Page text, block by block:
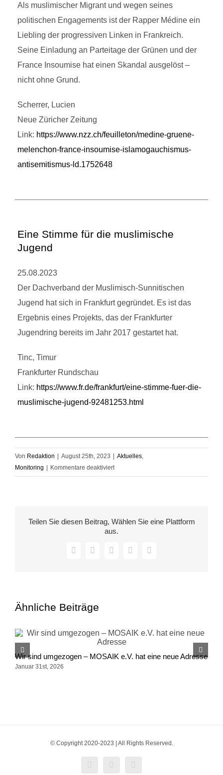
Als muslimischer Migrant und wegen seines
politischen Engagements ist der Rapper Médine ein
Liebling der progressiven Linken in Frankreich.
Seine Einladung an Parteitage der Grünen und der
France Insoumise hat einen Skandal ausgelöst –
nicht ohne Grund.
Scherrer, Lucien
Neue Züricher Zeitung
Link: https://www.nzz.ch/feuilleton/medine-gruene-
melenchon-france-insoumise-islamogauchismus-
antisemitismus-ld.1752648
Eine Stimme für die muslimische
Jugend
25.08.2023
Der Dachverband der Muslimisch-Sunnitischen
Jugend hat sich in Frankfurt gegründet. Es ist das
Ergebnis eines Projekts, das der Frankfurter
Jugendring bereits im Jahr 2017 gestartet hat.
Tinc, Timur
Frankfurter Rundschau
Link: https://www.fr.de/frankfurt/eine-stimme-fuer-die-
muslimische-jugend-92481253.html
Von Redaktion August 25th, 2023 Aktuelles,
Monitoring
Kommentare deaktiviertfür
Monitoring
–
25.08.2023
Teilen Sie diesen Beitrag, Wählen Sie eine Plattform
aus.
Facebook
X LinkedInWhatsApp
E-
Ähnliche Beiträge
Wir sind umgezogen – MOSAIK e.V. hat eine neue Adresse
Januar 31st, 2026
© Copyright 2020-2023 | All Rights Reserved.
FacebookInstagram
X